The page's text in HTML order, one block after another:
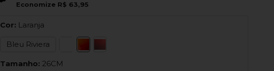
Economize R$ 63,95
Cor: Laranja
Bleu Riviera
Tamanho: 26CM